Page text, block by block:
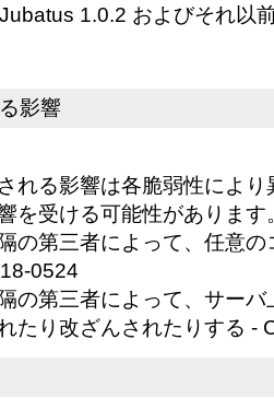
Jubatus 1.0.2 およびそれ以
影響
れる影響は各脆弱性によ
を受ける可能性があります
隔の第三者によって、任意
0524
隔の第三者によって、サー
たり改ざんされたりする -